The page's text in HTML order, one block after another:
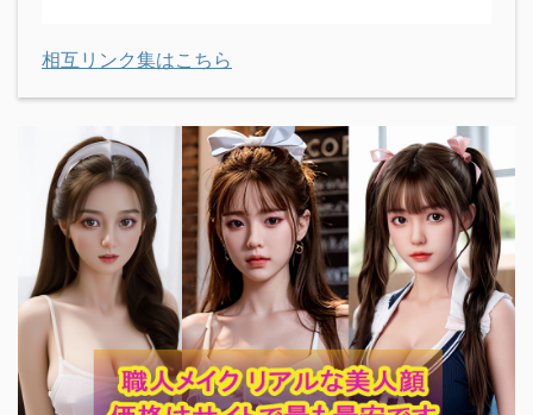
相互リンク集はこちら